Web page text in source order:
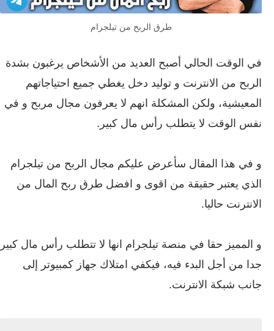
طرق الربح من تيلجرام
في الوقت الحالي أصبح العديد من الأشخاص يرغبون بشدة
الربح من الانترنت و توليد دخل يغطي جميع احتياجاتهم
المعيشية، ولكن المشكلة انهم لا يعرفون مجال مربح و في
نفس الوقت لا يتطلب رأس مال كبير.
و في هذا المقال سأعرض عليكم مجال الربح من تيلجرام
الذي يعتبر حقيقة من اقوى و افضل طرق ربح المال من
الانترنت حاليا.
و المميز حقا في منصة تيلجرام انها لا تتطلب رأس مال كبير
جدا من أجل البدء فيه، فيكفي امتلاك جهاز كمبيوتر إلى
جانب شبكة الانترنت.